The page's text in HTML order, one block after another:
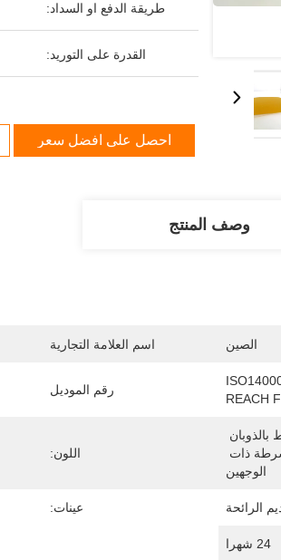
طريقة الدفع او السداد:
القدرة على التوريد:
احصل على افضل سعر
وصف المنتج
الصين اسم العلامة التجارية
REACH
رقم الموديل
الوجهين
اللون:
الرائحة عينات:
24 شهرا